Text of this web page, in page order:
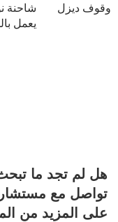
وقوف ديزل
شاحنة
يعمل
هل لم تجد ما
تواصل مع
على المزيد من